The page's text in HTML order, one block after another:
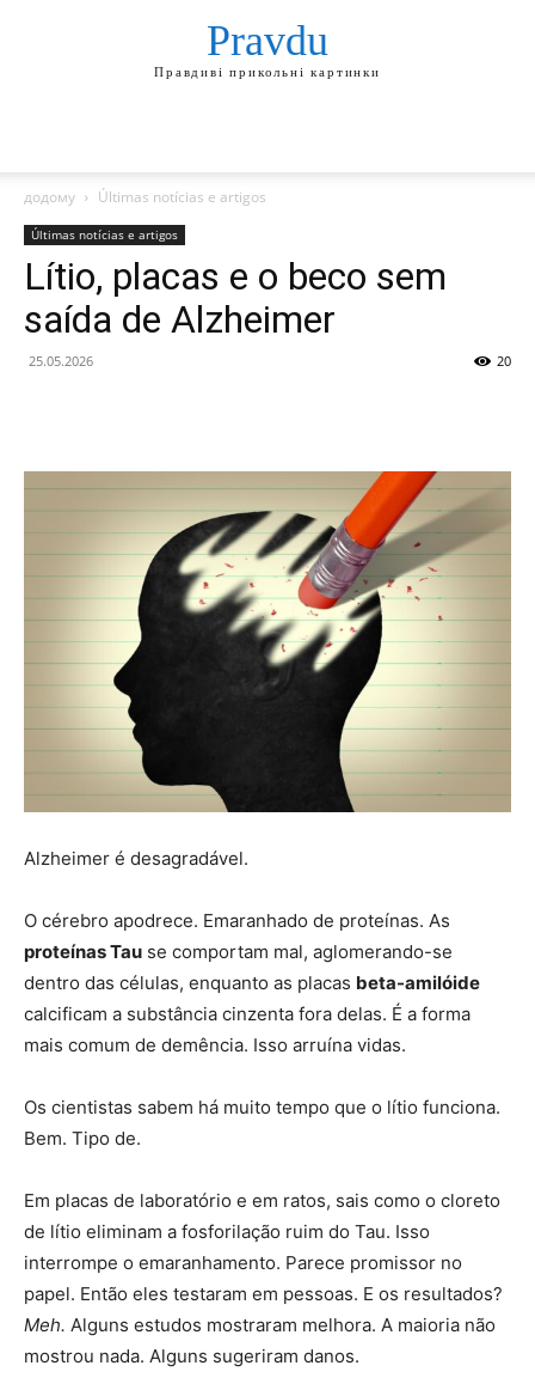
Pravdu
Правдиві прикольні картинки
додому Últimas notícias e artigos
Últimas notícias e artigos
Lítio, placas e o beco sem
saída de Alzheimer
25.05.2026 20
Alzheimer é desagradável.
O cérebro apodrece. Emaranhado de proteínas. As
proteínas Tau se comportam mal, aglomerando-se
dentro das células, enquanto as placas beta-amilóide
calcificam a substância cinzenta fora delas. É a forma
mais comum de demência. Isso arruína vidas.
Os cientistas sabem há muito tempo que o lítio funciona.
Bem. Tipo de.
Em placas de laboratório e em ratos, sais como o cloreto
de lítio eliminam a fosforilação ruim do Tau. Isso
interrompe o emaranhamento. Parece promissor no
papel. Então eles testaram em pessoas. E os resultados?
Meh. Alguns estudos mostraram melhora. A maioria não
mostrou nada. Alguns sugeriram danos.